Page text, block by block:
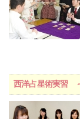
西洋占星術実習